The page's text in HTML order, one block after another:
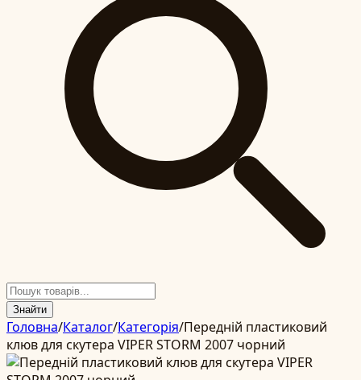
Знайти
Головна/Каталог/Категорія/Передній пластиковий
клюв для скутера VIPER STORM 2007 чорний